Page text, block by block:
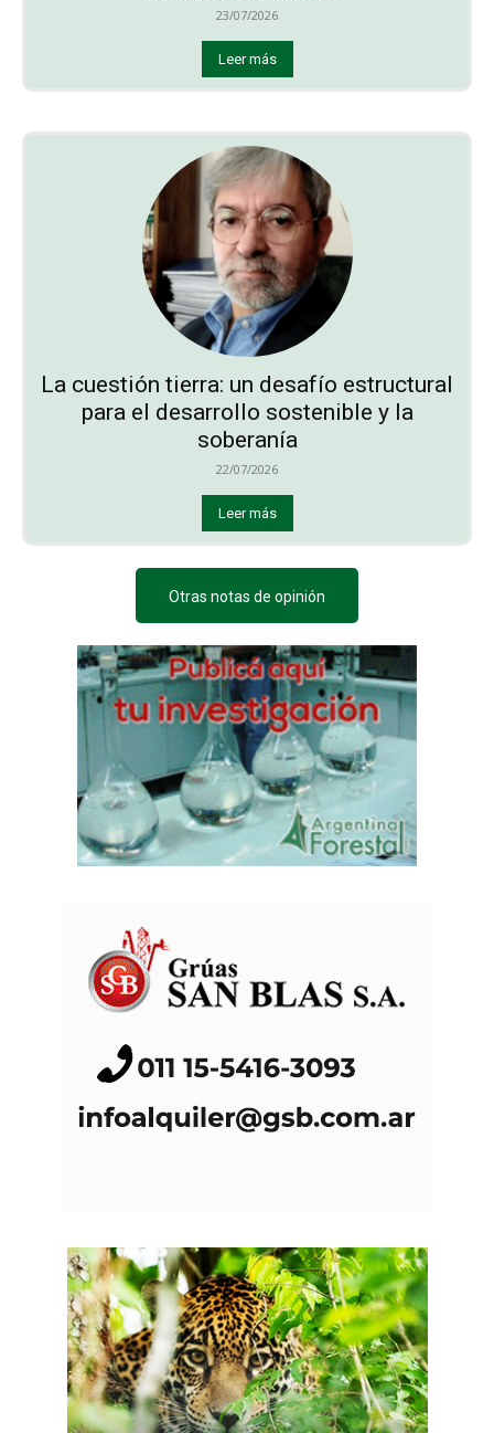
23/07/2026
Leer más
La cuestión tierra: un desafío estructural
para el desarrollo sostenible y la
soberanía
22/07/2026
Leer más
Otras notas de opinión